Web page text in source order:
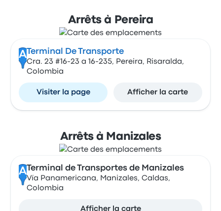
Arrêts à Pereira
A Terminal De Transporte
Cra. 23 #16-23 a 16-235, Pereira, Risaralda,
Colombia
Visiter la page Afficher la carte
Arrêts à Manizales
A Terminal de Transportes de Manizales
Vía Panamericana, Manizales, Caldas,
Colombia
Afficher la carte